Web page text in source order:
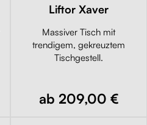
Liftor Xaver
Massiver Tisch mit
trendigem, gekreuztem
Tischgestell.
ab 209,00 €